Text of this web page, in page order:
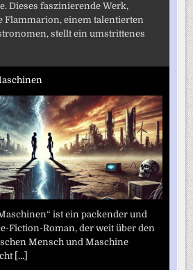
Dieses faszinierende Werk,
Flammarion, einem talentierten
stellt ein umstrittenes
ist ein packender und
Fiction-Roman, der weit über den
Mensch und Maschine
[...]